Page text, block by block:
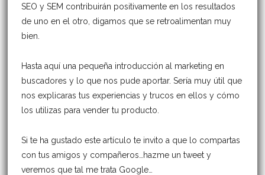
SEO y SEM contribuirán positivamente en los resultados
de uno en el otro, digamos que se retroalimentan muy
bien.
Hasta aquí una pequeña introducción al marketing en
buscadores y lo que nos pude aportar. Sería muy útil que
nos explicaras tus experiencias y trucos en ellos y cómo
los utilizas para vender tu producto.
Si te ha gustado este artículo te invito a que lo compartas
con tus amigos y compañeros…hazme un tweet y
veremos que tal me trata Google…